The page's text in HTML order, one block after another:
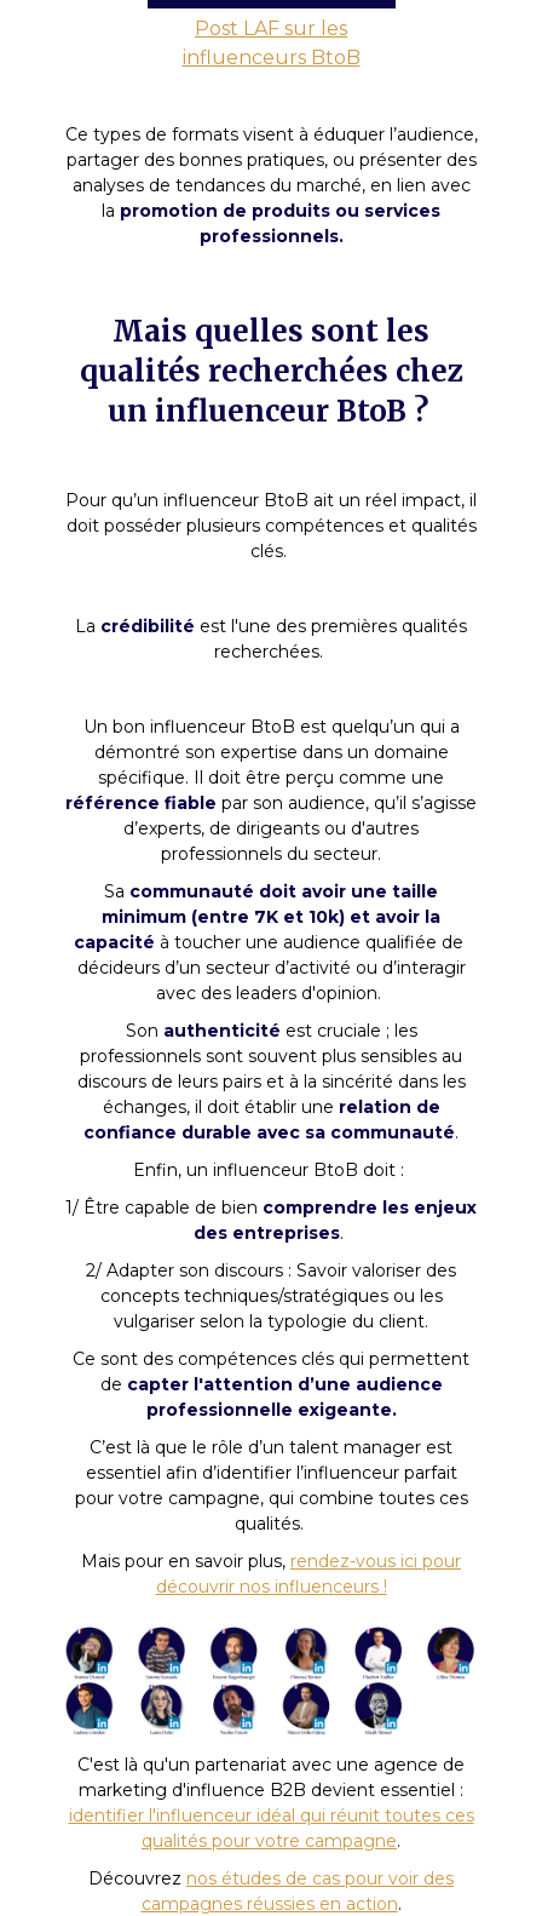
Post LAF sur les
influenceurs BtoB
Ce types de formats visent à éduquer l’audience,
partager des bonnes pratiques, ou présenter des
analyses de tendances du marché, en lien avec
la promotion de produits ou services
professionnels.
Mais quelles sont les
qualités recherchées chez
un influenceur BtoB ?
Pour qu’un influenceur BtoB ait un réel impact, il
doit posséder plusieurs compétences et qualités
clés.
La crédibilité est l'une des premières qualités
recherchées.
Un bon influenceur BtoB est quelqu’un qui a
démontré son expertise dans un domaine
spécifique. Il doit être perçu comme une
référence fiable par son audience, qu’il s’agisse
d’experts, de dirigeants ou d'autres
professionnels du secteur.
Sa communauté doit avoir une taille
minimum (entre 7K et 10k) et avoir la
capacité à toucher une audience qualifiée de
décideurs d’un secteur d’activité ou d’interagir
avec des leaders d'opinion.
Son authenticité est cruciale ; les
professionnels sont souvent plus sensibles au
discours de leurs pairs et à la sincérité dans les
échanges, il doit établir une relation de
confiance durable avec sa communauté.
Enfin, un influenceur BtoB doit :
1/ Être capable de bien comprendre les enjeux
des entreprises.
2/ Adapter son discours : Savoir valoriser des
concepts techniques/stratégiques ou les
vulgariser selon la typologie du client.
Ce sont des compétences clés qui permettent
de capter l'attention d’une audience
professionnelle exigeante.
C’est là que le rôle d’un talent manager est
essentiel afin d’identifier l’influenceur parfait
pour votre campagne, qui combine toutes ces
qualités.
Mais pour en savoir plus, rendez-vous ici pour
découvrir nos influenceurs !
C'est là qu'un partenariat avec une agence de
marketing d'influence B2B devient essentiel :
identifier l'influenceur idéal qui réunit toutes ces
qualités pour votre campagne.
Découvrez nos études de cas pour voir des
campagnes réussies en action.